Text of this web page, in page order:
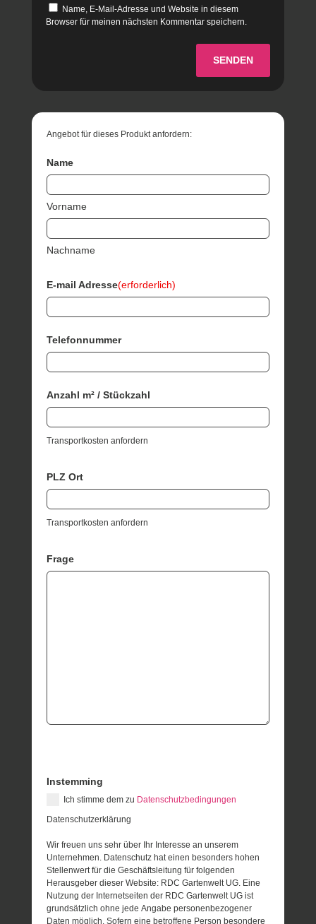
Name, E-Mail-Adresse und Website in diesem
Browser für meinen nächsten Kommentar speichern.
SENDEN
Angebot für dieses Produkt anfordern:
Name
Vorname
Nachname
E-mail Adresse(erforderlich)
Telefonnummer
Anzahl m² / Stückzahl
Transportkosten anfordern
PLZ Ort
Transportkosten anfordern
Frage
Instemming
Ich stimme dem zu Datenschutzbedingungen
Datenschutzerklärung
Wir freuen uns sehr über Ihr Interesse an unserem
Unternehmen. Datenschutz hat einen besonders hohen
Stellenwert für die Geschäftsleitung für folgenden
Herausgeber dieser Website: RDC Gartenwelt UG. Eine
Nutzung der Internetseiten der RDC Gartenwelt UG ist
grundsätzlich ohne jede Angabe personenbezogener
Daten möglich. Sofern eine betroffene Person besondere